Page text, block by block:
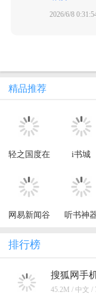
2026/6/8
精品推荐
轻之国度在
库(LK)
i书城
网易新闻谷
听书神
排行榜
搜狐网手
45.2M / 中文 /